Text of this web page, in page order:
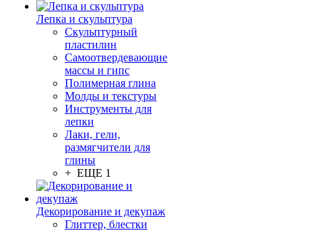
Лепка и скульптура
Скульптурный
пластилин
Самоотвердевающие
массы и гипс
Полимерная глина
Молды и текстуры
Инструменты для
лепки
Лаки, гели,
размягчители для
глины
+ ЕЩЕ 1
Декорирование и декупаж
Глиттер, блестки